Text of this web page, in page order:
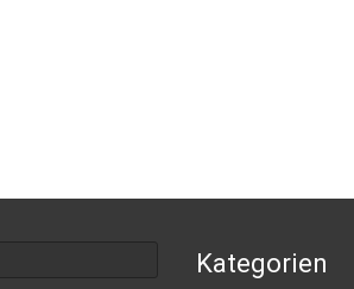
Kategorien